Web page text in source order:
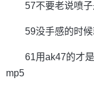
57不要老说喷
59没手感的时
61用ak47的才
mp5